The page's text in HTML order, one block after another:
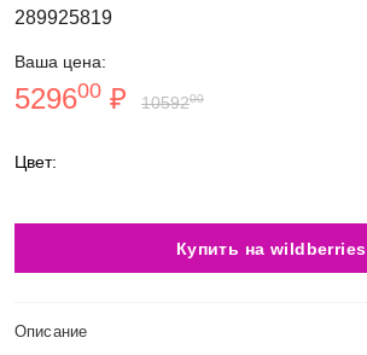
289925819
Ваша цена:
529600 ₽ 1059200
Цвет:
Купить на wildberries
Описание